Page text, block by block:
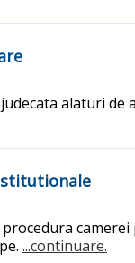
alaturi de
...continuare.